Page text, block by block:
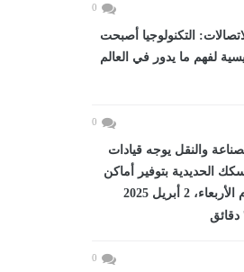
0
التكنولوجيا أصبحت
لفهم ما يدور في العالم
0
والنقل يوجه قيادات
الحديدية بتوفير أماكن
في رحلات...اليوم الأربعاء، 2 أبريل 2025
0